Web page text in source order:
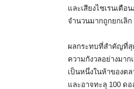
และเสียงไซเรนเตื
จำนวนมากถูกยกเลิ
ผลกระทบที่สำคัญที่สุ
ความกังวลอย่างมา
เป็นหนึ่งในห้าของต
และอาจทะลุ 100 ด